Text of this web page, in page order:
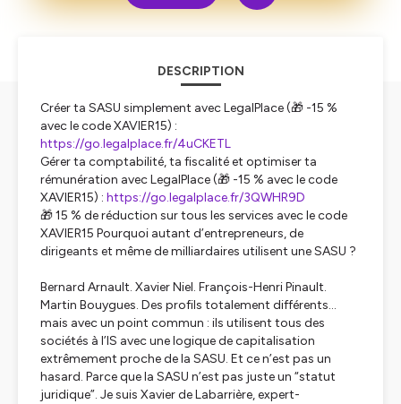
DESCRIPTION
Créer ta SASU simplement avec LegalPlace (🎁 -15 %
avec le code XAVIER15) :
https://go.legalplace.fr/4uCKETL
Gérer ta comptabilité, ta fiscalité et optimiser ta
rémunération avec LegalPlace (🎁 -15 % avec le code
XAVIER15) : https://go.legalplace.fr/3QWHR9D
🎁 15 % de réduction sur tous les services avec le code
XAVIER15 Pourquoi autant d’entrepreneurs, de
dirigeants et même de milliardaires utilisent une SASU ?
Bernard Arnault. Xavier Niel. François-Henri Pinault.
Martin Bouygues. Des profils totalement différents…
mais avec un point commun : ils utilisent tous des
sociétés à l’IS avec une logique de capitalisation
extrêmement proche de la SASU. Et ce n’est pas un
hasard. Parce que la SASU n’est pas juste un “statut
juridique”. Je suis Xavier de Labarrière, expert-